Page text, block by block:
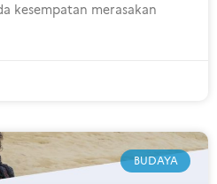
kesempatan merasakan
BUDAYA